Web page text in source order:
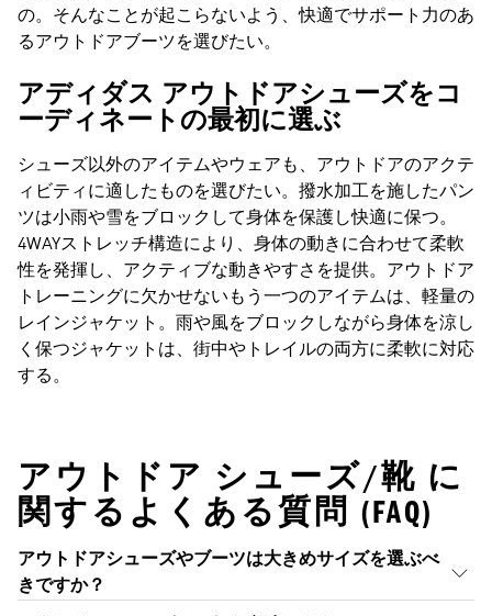
の。そんなことが起こらないよう、快適でサポート力のあ
るアウトドアブーツを選びたい。
アディダス アウトドアシューズをコ
ーディネートの最初に選ぶ
シューズ以外のアイテムやウェアも、アウトドアのアクテ
ィビティに適したものを選びたい。撥水加工を施したパン
ツは小雨や雪をブロックして身体を保護し快適に保つ。
4WAYストレッチ構造により、身体の動きに合わせて柔軟
性を発揮し、アクティブな動きやすさを提供。アウトドア
トレーニングに欠かせないもう一つのアイテムは、軽量の
レインジャケット。雨や風をブロックしながら身体を涼し
く保つジャケットは、街中やトレイルの両方に柔軟に対応
する。
アウトドア シューズ/靴 に
関するよくある質問 (FAQ)
アウトドアシューズやブーツは大きめサイズを選ぶべ
きですか？